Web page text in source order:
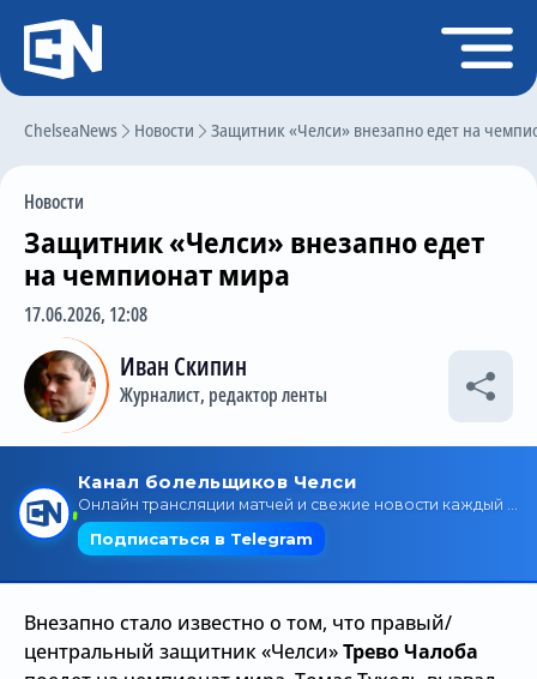
ChelseaNews Новости Защитник «Челси» внезапно едет на
Новости
Защитник «Челси» внезапно едет
на чемпионат мира
17.06.2026, 12:08
Иван Скипин
Журналист, редактор ленты
Внезапно стало известно о том, что правый/
центральный защитник «Челси»Трево Чалоба
Регистрация
Главная
Трансферы
Слухи
История Челси
Статистика
Календарь игр
Состав команды
Поиск по сайту
Трансляции